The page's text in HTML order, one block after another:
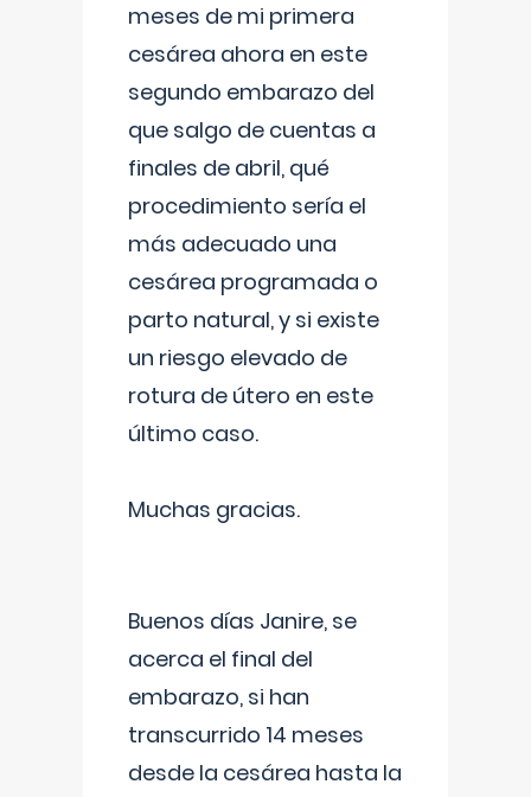
meses de mi primera
cesárea ahora en este
segundo embarazo del
que salgo de cuentas a
finales de abril, qué
procedimiento sería el
más adecuado una
cesárea programada o
parto natural, y si existe
un riesgo elevado de
rotura de útero en este
último caso.
Muchas gracias.
Buenos días Janire, se
acerca el final del
embarazo, si han
transcurrido 14 meses
desde la cesárea hasta la